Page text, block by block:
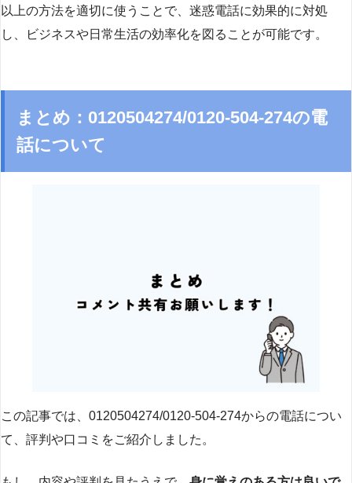
以上の方法を適切に使うことで、迷惑電話に効果的に対処
し、ビジネスや日常生活の効率化を図ることが可能です。
まとめ：0120504274/0120-504-274の電
話について
この記事では、0120504274/0120-504-274からの電話につい
て、評判や口コミをご紹介しました。